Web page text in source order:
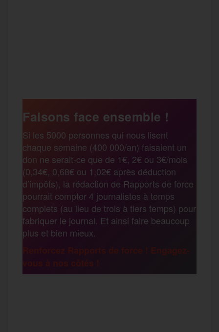
b
o
o
k
t
e
r
l
s
a
g
e
m
r
t
a
g
e
Faisons face ensemble !
Si les 5000 personnes qui nous lisent
chaque semaine (400 000/an) faisaient un
don ne serait-ce que de 1€, 2€ ou 3€/mois
(0,34€, 0,68€ ou 1,02€ après déduction
d’impôts), la rédaction de Rapports de force
pourrait compter 4 journalistes à temps
complets (au lieu de trois à tiers temps) pour
fabriquer le journal. Et ainsi faire beaucoup
plus et bien mieux.
Renforcez Rapports de force ! Engagez-
vous à nos côtés !